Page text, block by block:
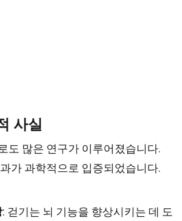
사실
도 많은 연구가 이루어졌습니다.
가 과학적으로 입증되었습니다.
: 걷기는 뇌 기능을 향상시키는 데 도